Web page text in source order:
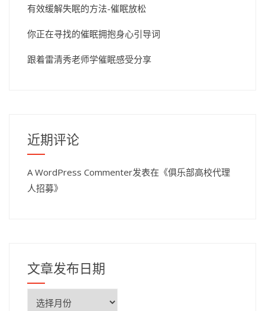
有效缓解失眠的方法-催眠放松
你正在寻找的催眠拥抱身心引导词
跟着雷清秀老师学催眠感受分享
近期评论
A WordPress Commenter发表在《俱乐部高校代理
人招募》
文章发布日期